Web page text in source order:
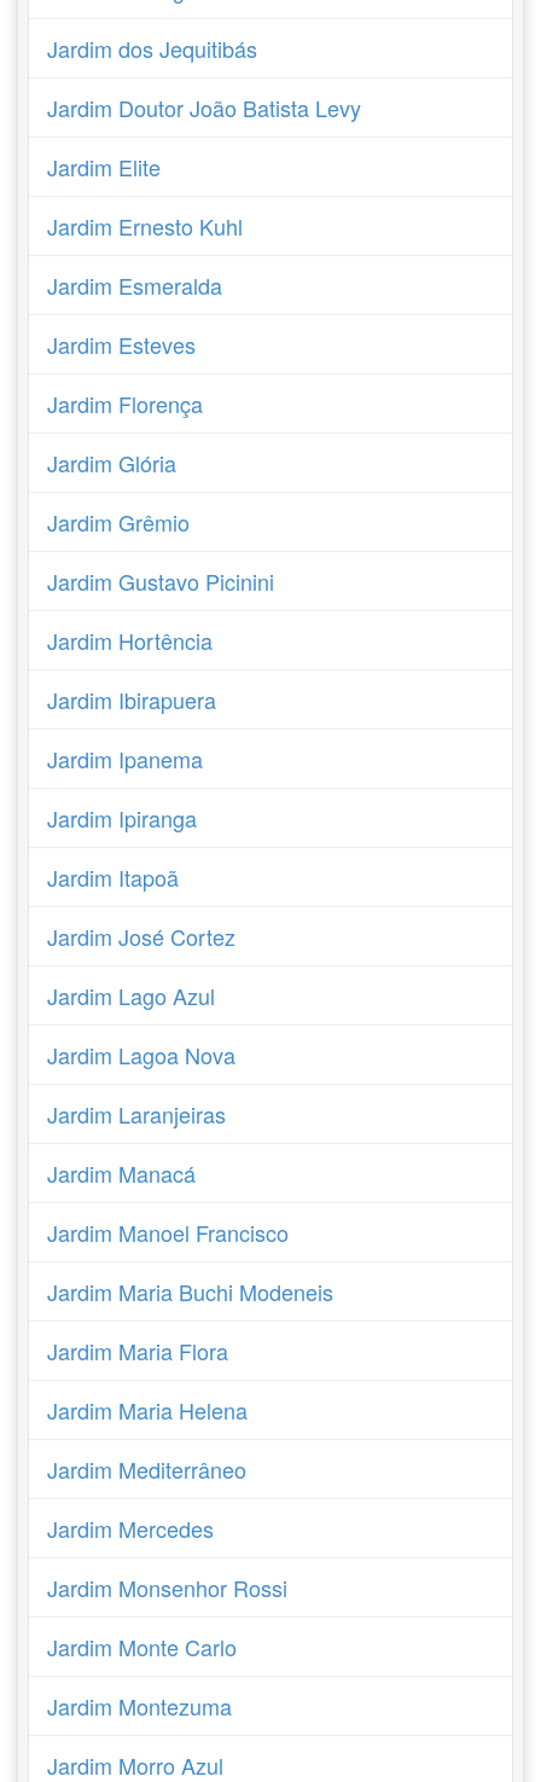
Jardim dos Jequitibás
Jardim Doutor João Batista Levy
Jardim Elite
Jardim Ernesto Kuhl
Jardim Esmeralda
Jardim Esteves
Jardim Florença
Jardim Glória
Jardim Grêmio
Jardim Gustavo Picinini
Jardim Hortência
Jardim Ibirapuera
Jardim Ipanema
Jardim Ipiranga
Jardim Itapoã
Jardim José Cortez
Jardim Lago Azul
Jardim Lagoa Nova
Jardim Laranjeiras
Jardim Manacá
Jardim Manoel Francisco
Jardim Maria Buchi Modeneis
Jardim Maria Flora
Jardim Maria Helena
Jardim Mediterrâneo
Jardim Mercedes
Jardim Monsenhor Rossi
Jardim Monte Carlo
Jardim Montezuma
Jardim Morro Azul